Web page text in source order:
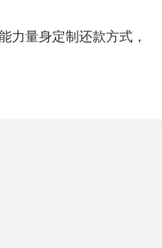
力量身定制还款方式，